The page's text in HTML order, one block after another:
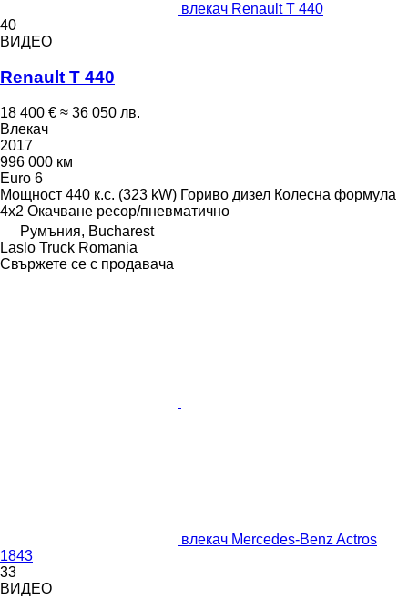
влекач Renault T 440
40
ВИДЕО
Renault T 440
18 400 € ≈ 36 050 лв.
Влекач
2017
996 000 км
Euro 6
Мощност 440 к.с. (323 kW) Гориво дизел Колесна формула
4x2 Окачване ресор/пневматично
Румъния, Bucharest
Laslo Truck Romania
Свържете се с продавача
влекач Mercedes-Benz Actros
1843
33
ВИДЕО